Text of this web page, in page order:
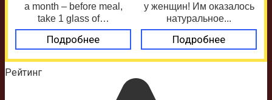
a month – before meal,
take 1 glass of…
Подробнее
у женщин! Им оказалось
натуральное...
Подробнее
Рейтинг